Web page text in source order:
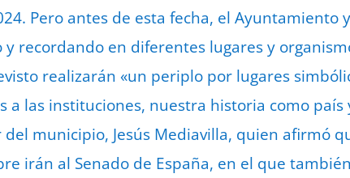
Pero antes de esta fecha, el Ayuntamiento
recordando en diferentes lugares y
realizarán «un periplo por lugares
a las instituciones, nuestra historia como
municipio, Jesús Mediavilla, quien afirmó
irán al Senado de España, en el que